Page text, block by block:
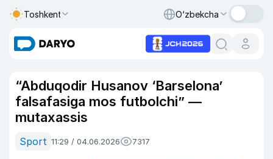
Toshkent O‘zbekcha
“Abduqodir Husanov ‘Barselona’
falsafasiga mos futbolchi” —
mutaxassis
Sport 11:29 / 04.06.2026 7317